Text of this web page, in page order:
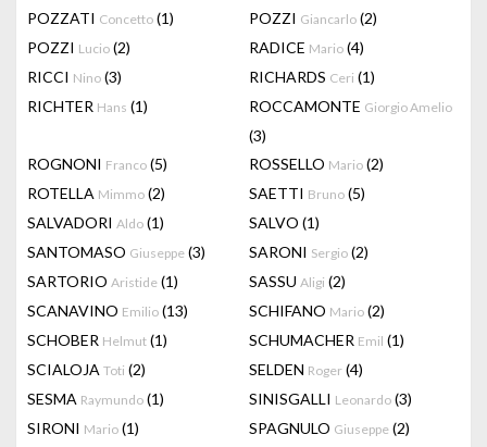
POZZATI Concetto (1) POZZI Giancarlo (2)
POZZI Lucio (2) RADICE Mario (4)
RICCI Nino (3) RICHARDS Ceri (1)
RICHTER Hans (1) ROCCAMONTE Giorgio Amelio
(3)
ROGNONI Franco (5) ROSSELLO Mario (2)
ROTELLA Mimmo (2) SAETTI Bruno (5)
SALVADORI Aldo (1) SALVO (1)
SANTOMASO Giuseppe (3) SARONI Sergio (2)
SARTORIO Aristide (1) SASSU Aligi (2)
SCANAVINO Emilio (13) SCHIFANO Mario (2)
SCHOBER Helmut (1) SCHUMACHER Emil (1)
SCIALOJA Toti (2) SELDEN Roger (4)
SESMA Raymundo (1) SINISGALLI Leonardo (3)
SIRONI Mario (1) SPAGNULO Giuseppe (2)